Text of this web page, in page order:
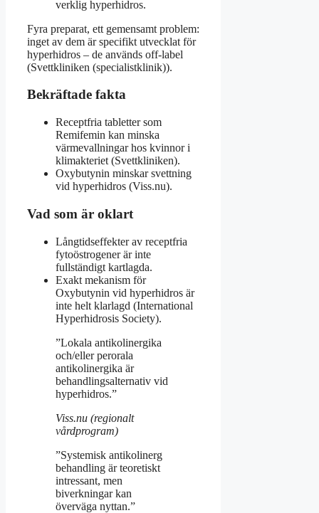
verklig hyperhidros.
Fyra preparat, ett gemensamt problem:
inget av dem är specifikt utvecklat för
hyperhidros – de används off-label
(Svettkliniken (specialistklinik)).
Bekräftade fakta
Receptfria tabletter som
Remifemin kan minska
värmevallningar hos kvinnor i
klimakteriet (Svettkliniken).
Oxybutynin minskar svettning
vid hyperhidros (Viss.nu).
Vad som är oklart
Långtidseffekter av receptfria
fytoöstrogener är inte
fullständigt kartlagda.
Exakt mekanism för
Oxybutynin vid hyperhidros är
inte helt klarlagd (International
Hyperhidrosis Society).
”Lokala antikolinergika
och/eller perorala
antikolinergika är
behandlingsalternativ vid
hyperhidros.”
Viss.nu (regionalt
vårdprogram)
”Systemisk antikolinerg
behandling är teoretiskt
intressant, men
biverkningar kan
överväga nyttan.”